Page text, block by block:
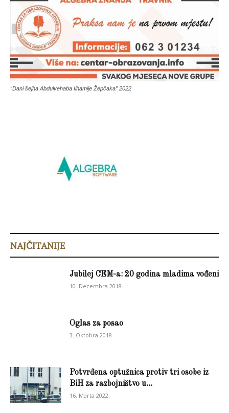
“Dani šejha Abdulvehaba Ilhamije Žepčaka” 2022
NAJČITANIJE
Jubilej CEM-a: 20 godina mladima vođeni
10. Decembra 2018.
Oglas za posao
3. Oktobra 2018.
Potvrđena optužnica protiv tri osobe iz
BiH za razbojništvo u...
16. Marta 2022.